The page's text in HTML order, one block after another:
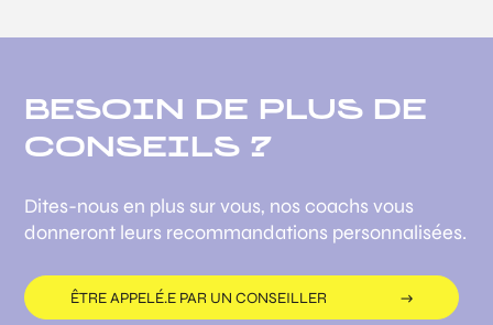
BESOIN DE PLUS DE
CONSEILS ?
Dites-nous en plus sur vous, nos coachs vous
donneront leurs recommandations personnalisées.
ÊTRE APPELÉ.E PAR UN CONSEILLER